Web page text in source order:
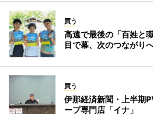
買う
高遠で最後の「百姓と
目で幕、次のつながり
買う
伊那経済新聞・上半期
ープ専門店「イナ」